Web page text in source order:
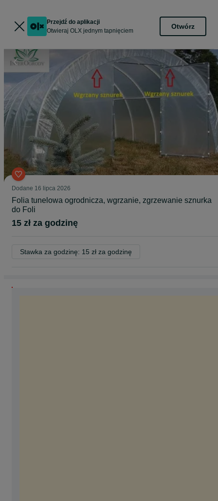
Przejdź do aplikacji
Otwieraj OLX jednym tapnięciem
Otwórz
Dodane 16 lipca 2026
Folia tunelowa ogrodnicza, wgrzanie, zgrzewanie sznurka
do Foli
15 zł za godzinę
Stawka za godzinę: 15 zł za godzinę